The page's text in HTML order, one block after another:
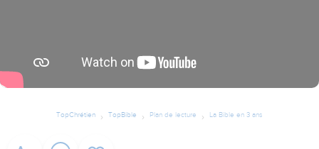
TopChrétien TopBible Plan de lecture La Bible en 3 ans